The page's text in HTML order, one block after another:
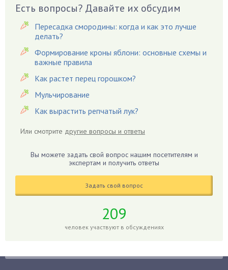
Вешенки
Виноград
Вредители
Гардения
Гацания
Гвоздики
Георгины
Гиацинт
Гладиолусы
Гранат
Есть вопросы? Давайте их обсудим
Пересадка смородины: когда и как это лучше
делать?
Формирование кроны яблони: основные схемы и
важные правила
Как растет перец горошком?
Мульчирование
Как вырастить репчатый лук?
Или смотрите другие вопросы и ответы
Вы можете задать свой вопрос нашим посетителям и
экспертам и получить ответы
Задать свой вопрос
209
человек участвуют в обсуждениях